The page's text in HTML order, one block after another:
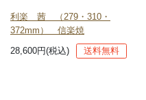
利楽 茜 （279・310・
372mm） 信楽焼
28,600円(税込)
送料無料